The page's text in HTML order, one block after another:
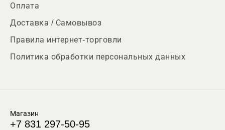
Оплата
Доставка / Самовывоз
Правила интернет-торговли
Политика обработки персональных данных
Магазин
+7 831 297-50-95